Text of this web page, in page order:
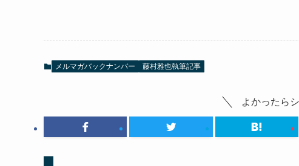
メルマガバックナンバー 藤村雅也執筆記事
よかったら